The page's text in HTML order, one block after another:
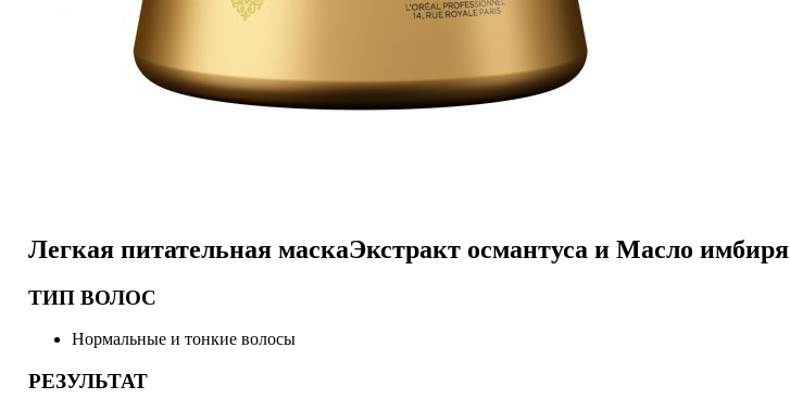
Легкая питательная маскаЭкстракт османтуса и Масло имбиря
ТИП ВОЛОС
Нормальные и тонкие волосы
РЕЗУЛЬТАТ